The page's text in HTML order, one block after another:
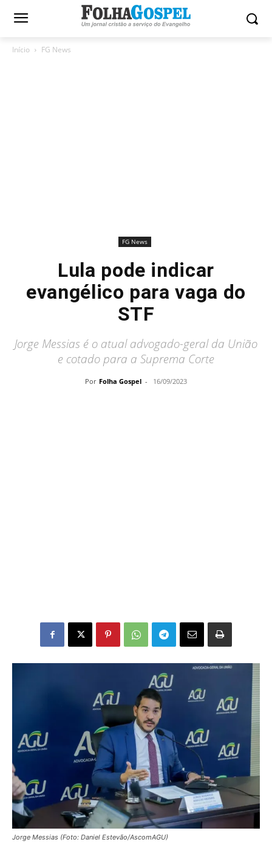
Início FG News
FG News
Lula pode indicar
evangélico para vaga do
STF
Jorge Messias é o atual advogado-geral da União
e cotado para a Suprema Corte
Por Folha Gospel - 16/09/2023
Jorge Messias (Foto: Daniel Estevão/AscomAGU)